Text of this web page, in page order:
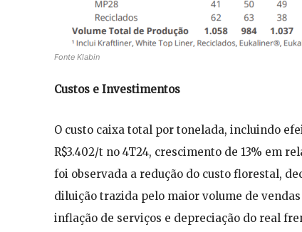
Fonte Klabin
Custos e Investimentos
O custo caixa total por tonelada, incluindo
R$3.402/t no 4T24, crescimento de 13% em
foi observada a redução do custo florestal,
diluição trazida pelo maior volume de
inflação de serviços e depreciação do real